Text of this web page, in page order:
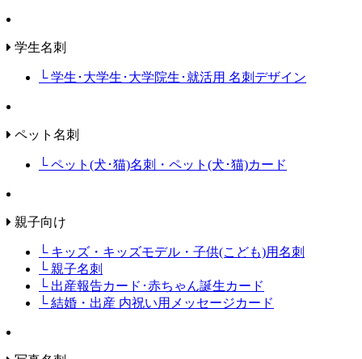
学生名刺
└ 学生･大学生･大学院生･就活用 名刺デザイン
ペット名刺
└ ペット(犬･猫)名刺・ペット(犬･猫)カード
親子向け
└ キッズ・キッズモデル・子供(こども)用名刺
└ 親子名刺
└ 出産報告カード･赤ちゃん誕生カード
└ 結婚・出産 内祝い用メッセージカード